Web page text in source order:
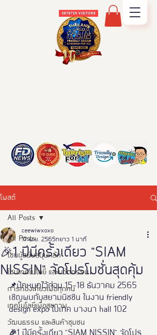
โพสต์
All Posts
โซนผู้สนับสนุนหลัก
โซนเทคโนโลยี และนวัตกรรม
การท่องเที่ยวเพื่อทุกคน
เทคโนโลยีเพื่อสุขภาพ
วัฒนธรรม และสินค้าชุมชน
All Posts
🎉1 ปีมีครั้งเดียว "SIAM
NISSIN" จัดโปรโมชั่นสุดคุ้ม
ceewiwxoxo
17 พ.ย. 2565
ยาว 1 นาที
📌ปักหมุดไว้ก่อน 15-18 ธันวาคม 2565
เชิญพบกับสยามนิชชิน ในงาน friendly
design expo ไบเทค บางนา hall 102
🎉1 ปีมีครั้งเดียว "SIAM NISSIN" จัดโปร